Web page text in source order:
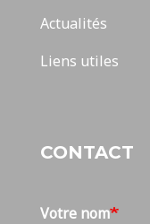
Actualités
Liens utiles
CONTACT
Votre nom